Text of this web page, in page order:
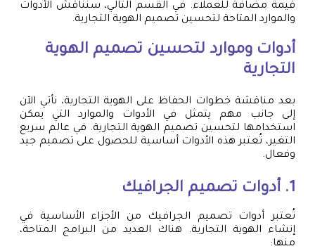
قيمة مضافة للعملاء. في القسم التالي، سنناقش الأدوات
والموارد المتاحة لتحسين تصميم الهوية التجارية.
أدوات وموارد لتحسين تصميم الهوية
التجارية
بعد مناقشة خطوات الحفاظ على الهوية التجارية، نأتي الآن
إلى جانب مهم يتمثل في الأدوات والموارد التي يمكن
استخدامها لتحسين تصميم الهوية التجارية. في عالم سريع
التغير، تُعتبر هذه الأدوات أساسية للحصول على تصميم جيد
وفعال.
1. أدوات تصميم الجرافيك
تُعتبر أدوات تصميم الجرافيك من الأجزاء الأساسية في
إنشاء الهوية التجارية. هناك العديد من البرامج المتاحة،
منها: